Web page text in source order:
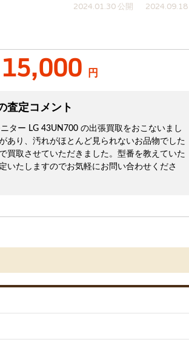
2024.01.30 公開
2024.09.18
15,000 円
査定コメント
ター LG 43UN700 の出張買取をおこないまし
あり、汚れがほとんど見られないお品物でした
買取させていただきました。型番を教えていた
いたしますのでお気軽にお問い合わせくださ